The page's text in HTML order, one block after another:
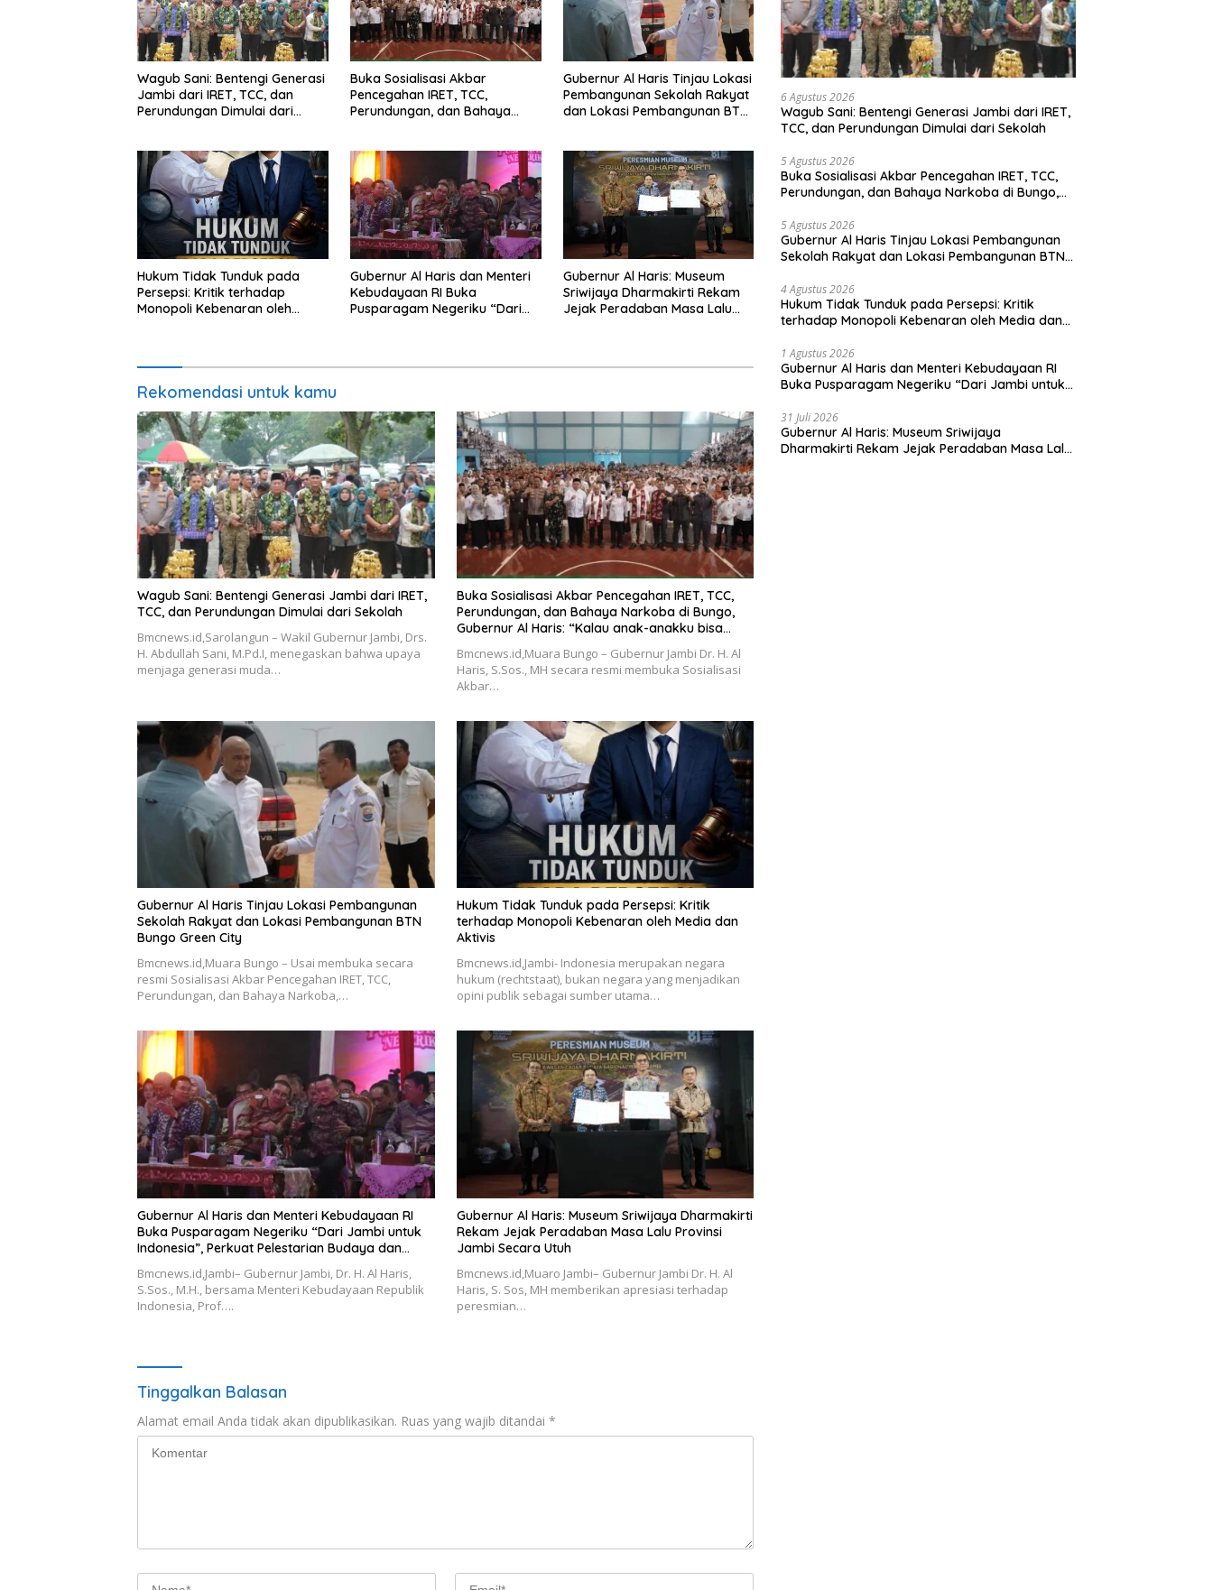
Wagub Sani: Bentengi Generasi
Jambi dari IRET, TCC, dan
Perundungan Dimulai dari
Buka Sosialisasi Akbar
Pencegahan IRET, TCC,
Perundungan, dan Bahaya
bisa jaga diri, 60% masa
depan sudah ada di tangan”
Gubernur Al Haris Tinjau Lokasi
Pembangunan Sekolah Rakyat
dan Lokasi Pembangunan BTN
Hukum Tidak Tunduk pada
Persepsi: Kritik terhadap
Monopoli Kebenaran oleh
Gubernur Al Haris dan Menteri
Kebudayaan RI Buka
Pusparagam Negeriku “Dari
Gubernur Al Haris: Museum
Sriwijaya Dharmakirti Rekam
Jejak Peradaban Masa Lalu
Rekomendasi untuk kamu
Wagub Sani: Bentengi Generasi Jambi dari IRET,
TCC, dan Perundungan Dimulai dari Sekolah
Bmcnews.id,Sarolangun – Wakil Gubernur Jambi, Drs.
H. Abdullah Sani, M.Pd.I, menegaskan bahwa upaya
menjaga generasi muda…
Buka Sosialisasi Akbar Pencegahan IRET, TCC,
Perundungan, dan Bahaya Narkoba di Bungo,
Gubernur Al Haris: “Kalau anak-anakku bisa
tangan”
Bmcnews.id,Muara Bungo – Gubernur Jambi Dr. H. Al
Haris, S.Sos., MH secara resmi membuka Sosialisasi
Akbar…
Gubernur Al Haris Tinjau Lokasi Pembangunan
Sekolah Rakyat dan Lokasi Pembangunan BTN
Bungo Green City
Bmcnews.id,Muara Bungo – Usai membuka secara
resmi Sosialisasi Akbar Pencegahan IRET, TCC,
Perundungan, dan Bahaya Narkoba,…
Hukum Tidak Tunduk pada Persepsi: Kritik
terhadap Monopoli Kebenaran oleh Media dan
Aktivis
Bmcnews.id,Jambi- Indonesia merupakan negara
hukum (rechtstaat), bukan negara yang menjadikan
opini publik sebagai sumber utama…
Gubernur Al Haris dan Menteri Kebudayaan RI
Buka Pusparagam Negeriku “Dari Jambi untuk
Indonesia”, Perkuat Pelestarian Budaya dan
Bmcnews.id,Jambi– Gubernur Jambi, Dr. H. Al Haris,
S.Sos., M.H., bersama Menteri Kebudayaan Republik
Indonesia, Prof….
Gubernur Al Haris: Museum Sriwijaya Dharmakirti
Rekam Jejak Peradaban Masa Lalu Provinsi
Jambi Secara Utuh
Bmcnews.id,Muaro Jambi– Gubernur Jambi Dr. H. Al
Haris, S. Sos, MH memberikan apresiasi terhadap
peresmian…
Tinggalkan Balasan
Alamat email Anda tidak akan dipublikasikan. Ruas yang wajib ditandai *
6 Agustus 2026
Wagub Sani: Bentengi Generasi Jambi dari IRET,
TCC, dan Perundungan Dimulai dari Sekolah
5 Agustus 2026
Buka Sosialisasi Akbar Pencegahan IRET, TCC,
Perundungan, dan Bahaya Narkoba di Bungo,
jaga diri, 60% masa depan sudah ada di
tangan”
5 Agustus 2026
Gubernur Al Haris Tinjau Lokasi Pembangunan
Sekolah Rakyat dan Lokasi Pembangunan BTN
4 Agustus 2026
Hukum Tidak Tunduk pada Persepsi: Kritik
terhadap Monopoli Kebenaran oleh Media dan
1 Agustus 2026
Gubernur Al Haris dan Menteri Kebudayaan RI
Buka Pusparagam Negeriku “Dari Jambi untuk
Dorong Ekonomi Kreatif
31 Juli 2026
Gubernur Al Haris: Museum Sriwijaya
Dharmakirti Rekam Jejak Peradaban Masa Lalu